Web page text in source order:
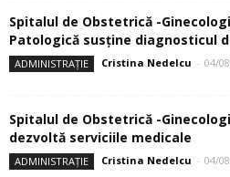
Spitalul de Obstetrică -
Patologică susţine diagnosticul
ADMINISTRAȚIE Cristina Nedelcu - 04/
Spitalul de Obstetrică -
dezvoltă serviciile medicale
ADMINISTRAȚIE Cristina Nedelcu - 04/